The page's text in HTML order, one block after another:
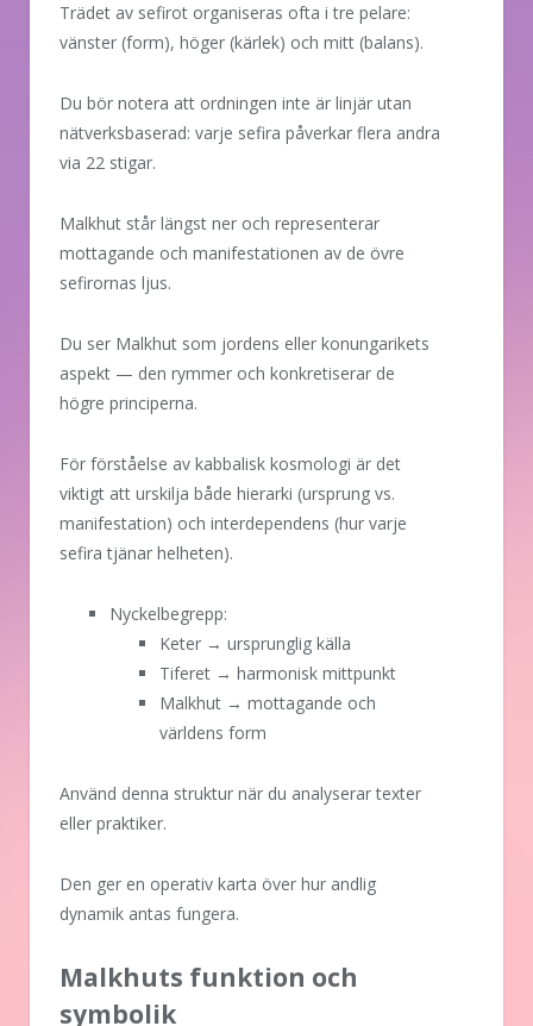
Trädet av sefirot organiseras ofta i tre pelare:
vänster (form), höger (kärlek) och mitt (balans).
Du bör notera att ordningen inte är linjär utan
nätverksbaserad: varje sefira påverkar flera andra
via 22 stigar.
Malkhut står längst ner och representerar
mottagande och manifestationen av de övre
sefirornas ljus.
Du ser Malkhut som jordens eller konungarikets
aspekt — den rymmer och konkretiserar de
högre principerna.
För förståelse av kabbalisk kosmologi är det
viktigt att urskilja både hierarki (ursprung vs.
manifestation) och interdependens (hur varje
sefira tjänar helheten).
Nyckelbegrepp:
Keter → ursprunglig källa
Tiferet → harmonisk mittpunkt
Malkhut → mottagande och
världens form
Använd denna struktur när du analyserar texter
eller praktiker.
Den ger en operativ karta över hur andlig
dynamik antas fungera.
Malkhuts funktion och
symbolik